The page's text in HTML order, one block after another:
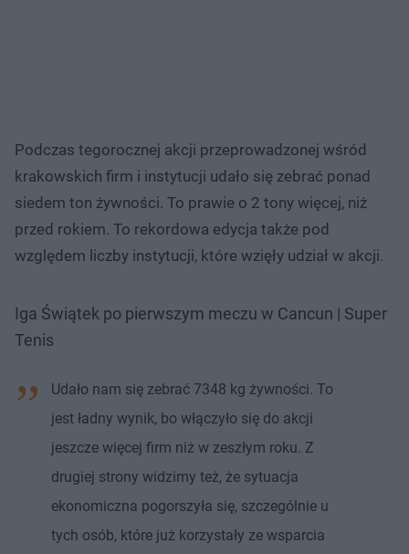
Podczas tegorocznej akcji przeprowadzonej wśród
krakowskich firm i instytucji udało się zebrać ponad
siedem ton żywności. To prawie o 2 tony więcej, niż
przed rokiem. To rekordowa edycja także pod
względem liczby instytucji, które wzięły udział w akcji.
Iga Świątek po pierwszym meczu w Cancun | Super
Tenis
Udało nam się zebrać 7348 kg żywności. To
jest ładny wynik, bo włączyło się do akcji
jeszcze więcej firm niż w zeszłym roku. Z
drugiej strony widzimy też, że sytuacja
ekonomiczna pogorszyła się, szczególnie u
tych osób, które już korzystały ze wsparcia